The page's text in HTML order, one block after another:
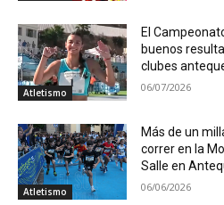
Atletismo
El
buenos
clubes
06/07/2026
Atletismo
Más de un
correr en la
Salle en
06/06/2026